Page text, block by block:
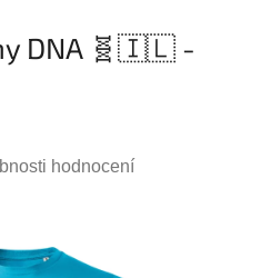
DNA 🧬🇮🇱 -
hodnocení